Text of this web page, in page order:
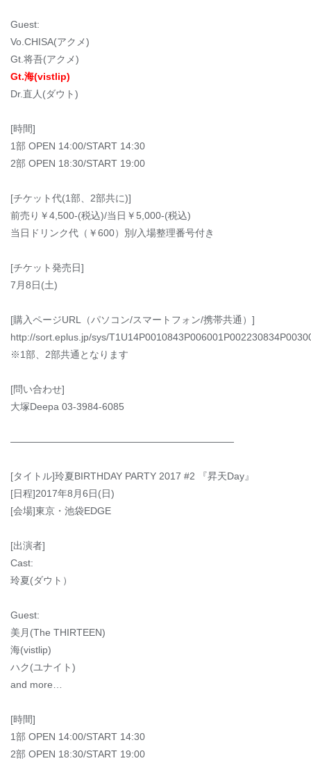
Guest:
Vo.CHISA(アクメ)
Gt.将吾(アクメ)
Gt.海(vistlip)
Dr.直人(ダウト)
[時間]
1部 OPEN 14:00/START 14:30
2部 OPEN 18:30/START 19:00
[チケット代(1部、2部共に)]
前売り￥4,500-(税込)/当日￥5,000-(税込)
当日ドリンク代（￥600）別/入場整理番号付き
[チケット発売日]
7月8日(土)
[購入ページURL（パソコン/スマートフォン/携帯共通）]
http://sort.eplus.jp/sys/
※1部、2部共通となります
[問い合わせ]
大塚Deepa 03-3984-6085
―――――――――――――――――――――――
[タイトル]玲夏BIRTHDAY PARTY 2017 #2 『昇天Day』
[日程]2017年8月6日(日)
[会場]東京・池袋EDGE
[出演者]
Cast:
玲夏(ダウト）
Guest:
美月(The THIRTEEN)
海(vistlip)
ハク(ユナイト)
and more…
[時間]
1部 OPEN 14:00/START 14:30
2部 OPEN 18:30/START 19:00